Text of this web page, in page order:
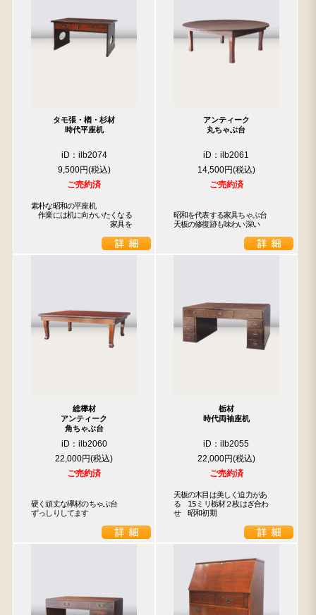
タモ張・楢・杉材
時代平座机
iD：ilb2074
9,500円
ご売約済
素朴な昭和の平座机
作業には机に向かいたくなる
家具を
アンティーク
丸ちゃぶ台
iD：ilb2061
14,500円
ご売約済
昭和を代表する家具ちゃぶ台
天板の修復跡も味わい深い
総﨔材
アンティーク
角ちゃぶ台
iD：ilb2060
22,000円
ご売約済
硬く頑丈な欅材のちゃぶ台
ずっしりしてます
栃材
時代両袖座机
iD：ilb2055
22,000円
ご売約済
天板の木目は美しく迫力があ
る　15ミリ栃材２枚はぎ合わ
せ　昭和初期
検索
箪笥 1601